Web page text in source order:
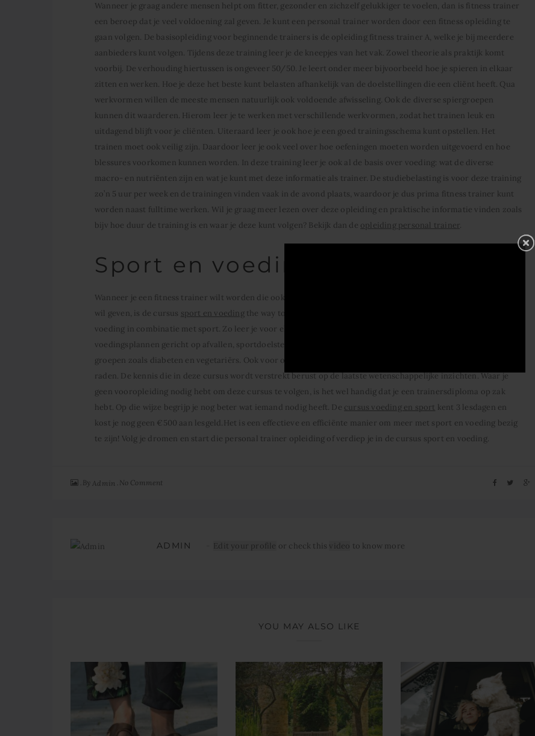
Wanneer je graag andere mensen helpt om fitter, gezonder en zichzelf gelukkiger te voelen, dan is fitness trainer
een beroep dat je veel voldoening zal geven. Je kunt een personal trainer worden door een fitness opleiding te
gaan volgen. De basisopleiding voor beginnende trainers is de opleiding fitness trainer A, welke je bij meerdere
aanbieders kunt volgen. Tijdens deze training leer je de kneepjes van het vak. Zowel theorie als praktijk komt
voorbij. De verhouding hiertussen is ongeveer 50/50. Je leert onder meer bijvoorbeeld hoe je spieren in elkaar
zitten en werken. Hoe je deze het beste kunt belasten afhankelijk van de doelstellingen die een cliënt heeft. Qua
werkvormen willen de meeste mensen natuurlijk ook voldoende afwisseling. Ook de diverse spiergroepen
kunnen dit waarderen. Hierom leer je te werken met verschillende werkvormen, zodat het trainen leuk en
uitdagend blijft voor je cliënten. Uiteraard leer je ook hoe je een goed trainingsschema kunt opstellen. Het
trainen moet ook veilig zijn. Daardoor leer je ook veel over hoe oefeningen moeten worden uitgevoerd en hoe
blessures voorkomen kunnen worden. In deze training leer je ook al de basis over voeding: wat de diverse
macro- en nutriënten zijn en wat je kunt met deze informatie als trainer. De studiebelasting is voor deze training
zo’n 5 uur per week en de trainingen vinden vaak in de avond plaats, waardoor je dus prima fitness trainer kunt
worden naast fulltime werken. Wil je graag meer lezen over deze opleiding en praktische informatie vinden zoals
bijv hoe duur de training is en waar je deze kunt volgen? Bekijk dan de opleiding personal trainer.
Sport en voeding cursus
Wanneer je een fitness trainer wilt worden die ook daadwerkelijk voedingsplannen en -adviezen aan je cliënten
wil geven, is de cursus sport en voeding the way to go. Tijdens deze training leer je alles op het gebied van
voeding in combinatie met sport. Zo leer je voor elke doelstellingen een effectief voedingsplan op te stellen. Van
voedingsplannen gericht op afvallen, sportdoelstellingen tot en met anti-stress dieet. Maar ook specifieke
groepen zoals diabeten en vegetariërs. Ook voor ouderen die veel bewegen is een aangepast voedingsplan aan te
raden. De kennis die in deze cursus wordt verstrekt berust op de laatste wetenschappelijke inzichten. Waar je
geen vooropleiding nodig hebt om deze cursus te volgen, is het wel handig dat je een trainersdiploma op zak
hebt. Op die wijze begrijp je nog beter wat iemand nodig heeft. De cursus voeding en sport kent 3 lesdagen en
kost je nog geen €500 aan lesgeld.Het is een effectieve en efficiënte manier om meer met sport en voeding bezig
te zijn! Volg je dromen en start die personal trainer opleiding of verdiep je in de cursus sport en voeding.
By Admin No Comment
ADMIN Edit your profile or check this video to know more
YOU MAY ALSO LIKE